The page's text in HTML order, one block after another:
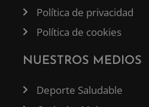
Política de privacidad
Política de cookies
NUESTROS MEDIOS
Deporte Saludable